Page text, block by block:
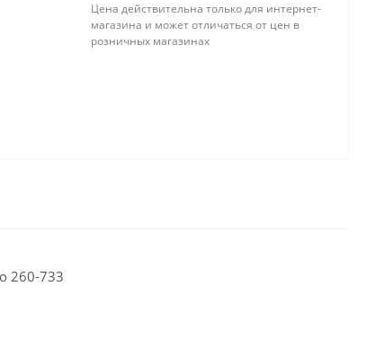
Цена действительна только для интернет-
магазина и может отличаться от цен в
розничных магазинах
260-733